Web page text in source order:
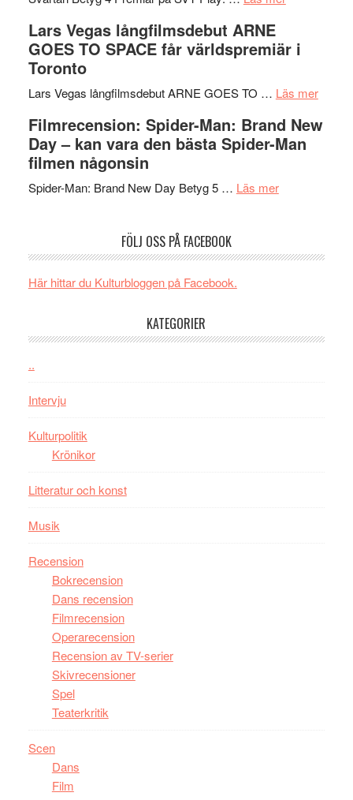
Jackie
i
Vem
styra
tv-
Svärtan
välgjort
om
Lars Vegas långfilmsdebut ARNE
GOES TO SPACE får världspremiär i
Toronto
Lars Vegas långfilmsdebut ARNE GOES TO … Läs merom
Vegas
Filmrecension: Spider-Man: Brand New
Day – kan vara den bästa Spider-Man
filmen någonsin
Spider-Man: Brand New Day Betyg 5 … Läs merom
Brand
kan
FÖLJ OSS PÅ FACEBOOK
Här hittar du Kulturbloggen på Facebook.
KATEGORIER
..
Intervju
Kulturpolitik
Krönikor
Litteratur och konst
Musik
Recension
Bokrecension
Dans recension
Filmrecension
Operarecension
Recension av TV-serier
Skivrecensioner
Spel
Teaterkritik
Scen
Dans
Film